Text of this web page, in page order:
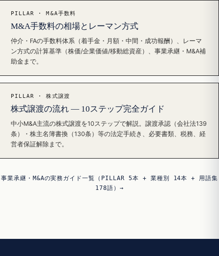
PILLAR · M&A手数料
M&A手数料の相場とレーマン方式
仲介・FAの手数料体系（着手金・月額・中間・成功報酬）、レーマ
ン方式の計算基準（株価/企業価値/移動総資産）、事業承継・M&A補
助金まで。
PILLAR · 株式譲渡
株式譲渡の流れ — 10ステップ完全ガイド
中小M&A主流の株式譲渡を10ステップで解説。譲渡承認（会社法139
条）・株主名簿書換（130条）等の法定手続き、必要書類、税務、経
営者保証解除まで。
事業承継・M&Aの実務ガイド一覧（PILLAR 5本 + 業種別 14本 + 用語集
178語）→